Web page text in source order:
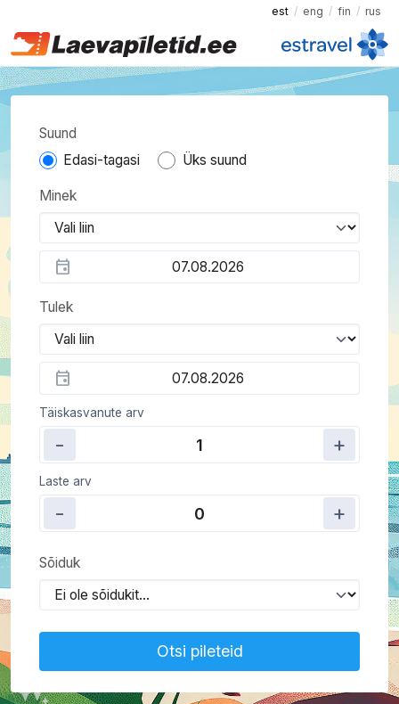
est eng fin rus
Suund
Edasi-tagasi
Üks suund
Minek
event
Tulek
event
Täiskasvanute arv
- 1 +
Laste arv
- 0 +
Sõiduk
Otsi pileteid